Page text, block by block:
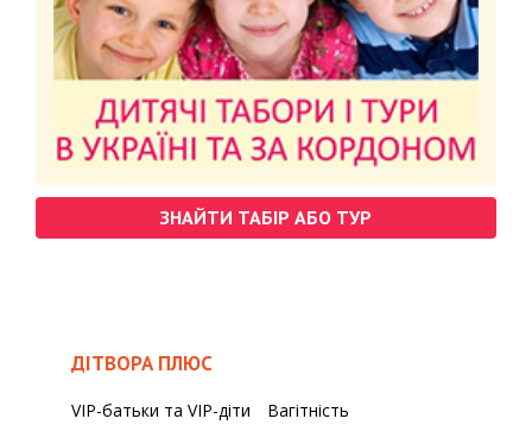
ЗНАЙТИ ТАБІР АБО ТУР
ДІТВОРА ПЛЮС
VIP-батьки та VIP-діти
Вагітність